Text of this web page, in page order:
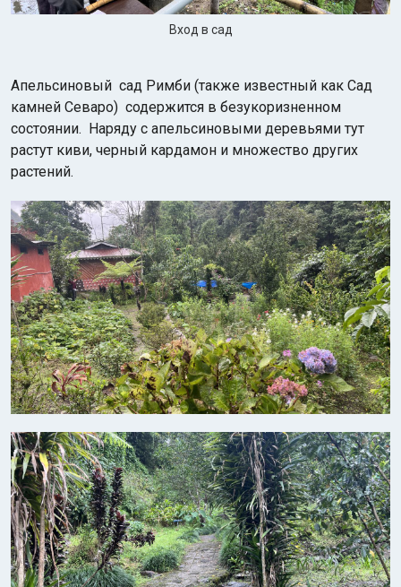
Вход в сад
Апельсиновый сад Римби (также известный как Сад
камней Севаро) содержится в безукоризненном
состоянии. Наряду с апельсиновыми деревьями тут
растут киви, черный кардамон и множество других
растений.